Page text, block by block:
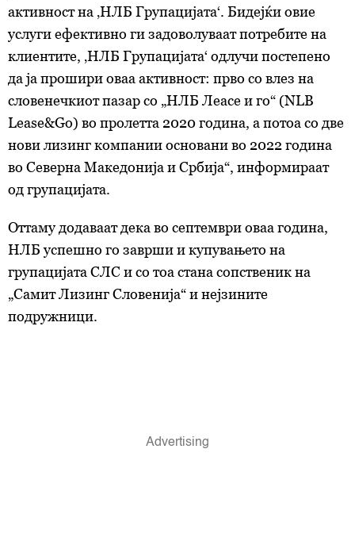
активност на ‚НЛБ Групацијата‘. Бидејќи овие
услуги ефективно ги задоволуваат потребите на
клиентите, ‚НЛБ Групацијата‘ одлучи постепено
да ја прошири оваа активност: прво со влез на
словенечкиот пазар со „НЛБ Леасе и го“ (NLB
Lease&Go) во пролетта 2020 година, а потоа со две
нови лизинг компании основани во 2022 година
во Северна Македонија и Србија“, информираат
од групацијата.
Оттаму додаваат дека во септември оваа година,
НЛБ успешно го заврши и купувањето на
групацијата СЛС и со тоа стана сопственик на
„Самит Лизинг Словенија“ и нејзините
подружници.